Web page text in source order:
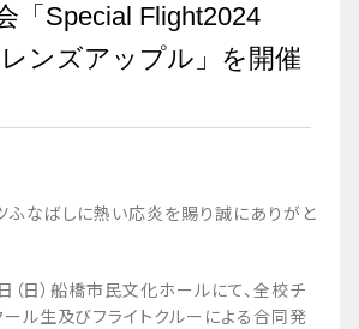
「Special Flight2024
ンズアップル」を開催
ふなばしに熱い応炎を賜り誠にありがと
（日）船橋市民文化ホールにて、全校チ
ール生及びフライトクルーによる合同発